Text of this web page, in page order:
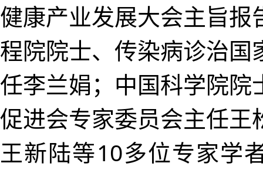
健康产业发展大会主旨报
程院院士、传染病诊治国
任李兰娟；中国科学院院
促进会专家委员会主任王
王新陆等10多位专家学